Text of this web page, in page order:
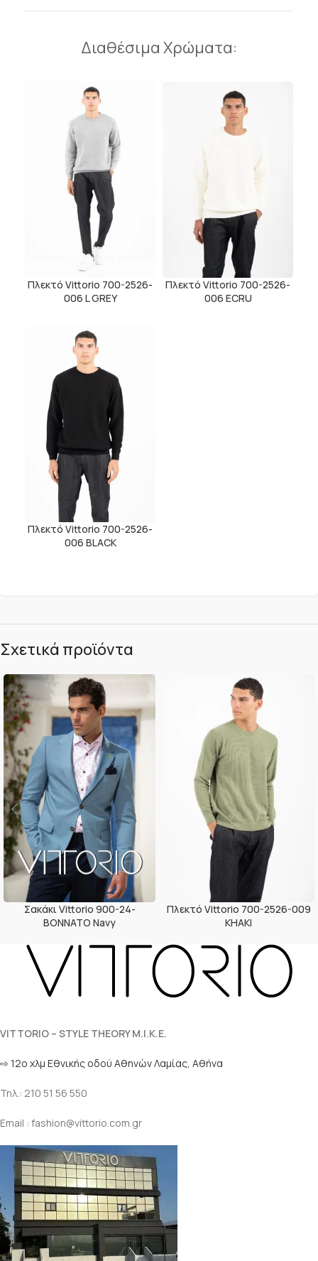
Διαθέσιμα Χρώματα:
Πλεκτό Vittorio 700-2526-
006 L GREY
Πλεκτό Vittorio 700-2526-
006 ECRU
Πλεκτό Vittorio 700-2526-
006 BLACK
Σχετικά προϊόντα
Σακάκι Vittorio 900-24-
BONNATO Navy
Πλεκτό Vittorio 700-2526-009
KHAKI
VITTORIO – STYLE THEORY M.I.K.E.
⇨ 12ο χλμ Eθνικής οδού Αθηνών Λαμίας, Αθήνα
Τηλ.: 210 51 56 550
Email : fashion@vittorio.com.gr